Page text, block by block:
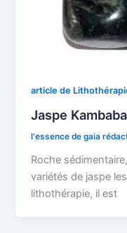
article de
Jaspe
l'essence de gaia
Roche
variétés de jaspe
lithothérapie, il est